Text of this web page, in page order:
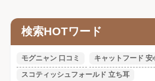
検索HOTワード
モグニャン 口コミ キャットフード 安
スコティッシュフォールド 立ち耳